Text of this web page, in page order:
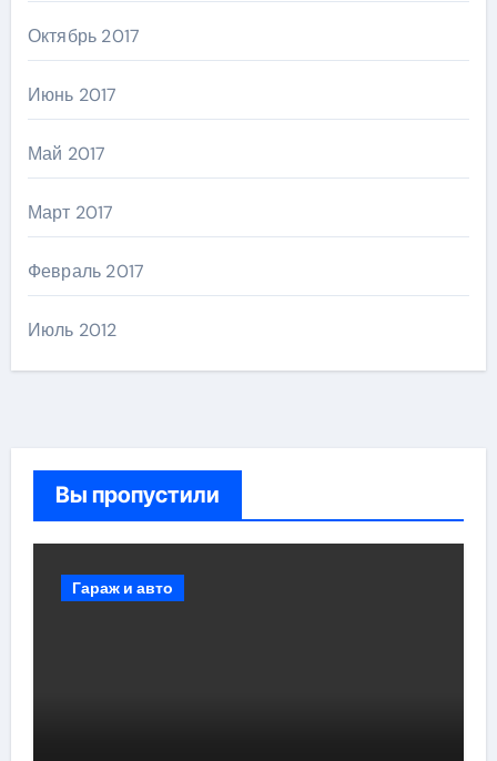
Октябрь 2017
Июнь 2017
Май 2017
Март 2017
Февраль 2017
Июль 2012
Вы пропустили
Гараж и авто